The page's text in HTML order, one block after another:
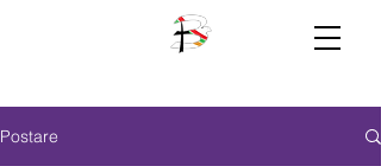
Postare